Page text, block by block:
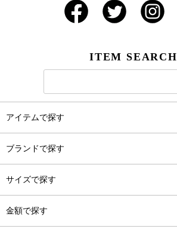
ITEM SEARCH
アイテムで探す
ブランドで探す
サイズで探す
金額で探す